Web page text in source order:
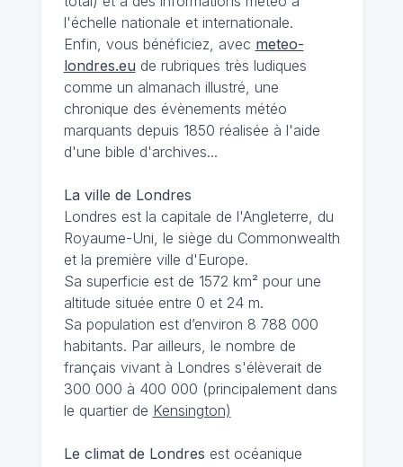
l'échelle nationale et internationale.
Enfin, vous bénéficiez, avec meteo-
londres.eu de rubriques très ludiques
comme un almanach illustré, une
chronique des évènements météo
marquants depuis 1850 réalisée à l'aide
d'une bible d'archives...
La ville de Londres
Londres est la capitale de l'Angleterre, du
Royaume-Uni, le siège du Commonwealth
et la première ville d'Europe.
Sa superficie est de 1572 km² pour une
altitude située entre 0 et 24 m.
Sa population est d’environ 8 788 000
habitants. Par ailleurs, le nombre de
français vivant à Londres s'élèverait de
300 000 à 400 000 (principalement dans
le quartier de Kensington)
Le climat de Londres est océanique